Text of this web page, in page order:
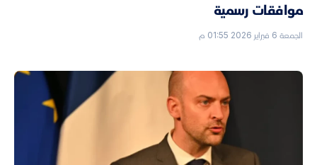
موافقات رسمية
الجمعة 6 فبراير 2026 01:55 م